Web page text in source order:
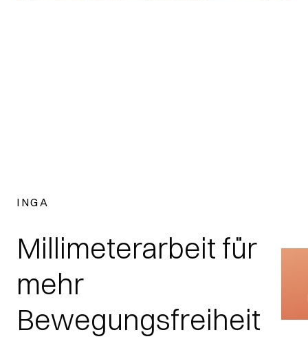
INGA
Millimeterarbeit für
mehr
Bewegungsfreiheit